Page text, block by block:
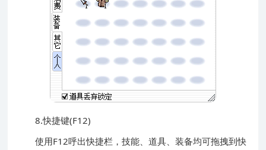
8.快捷键(F12)
使用F12呼出快捷栏，技能、道具、装备均可拖拽到快